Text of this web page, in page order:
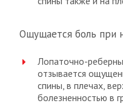
Ощущается боль при
Лопаточно-
отзывается
спины, в плечах,
болезненностью в